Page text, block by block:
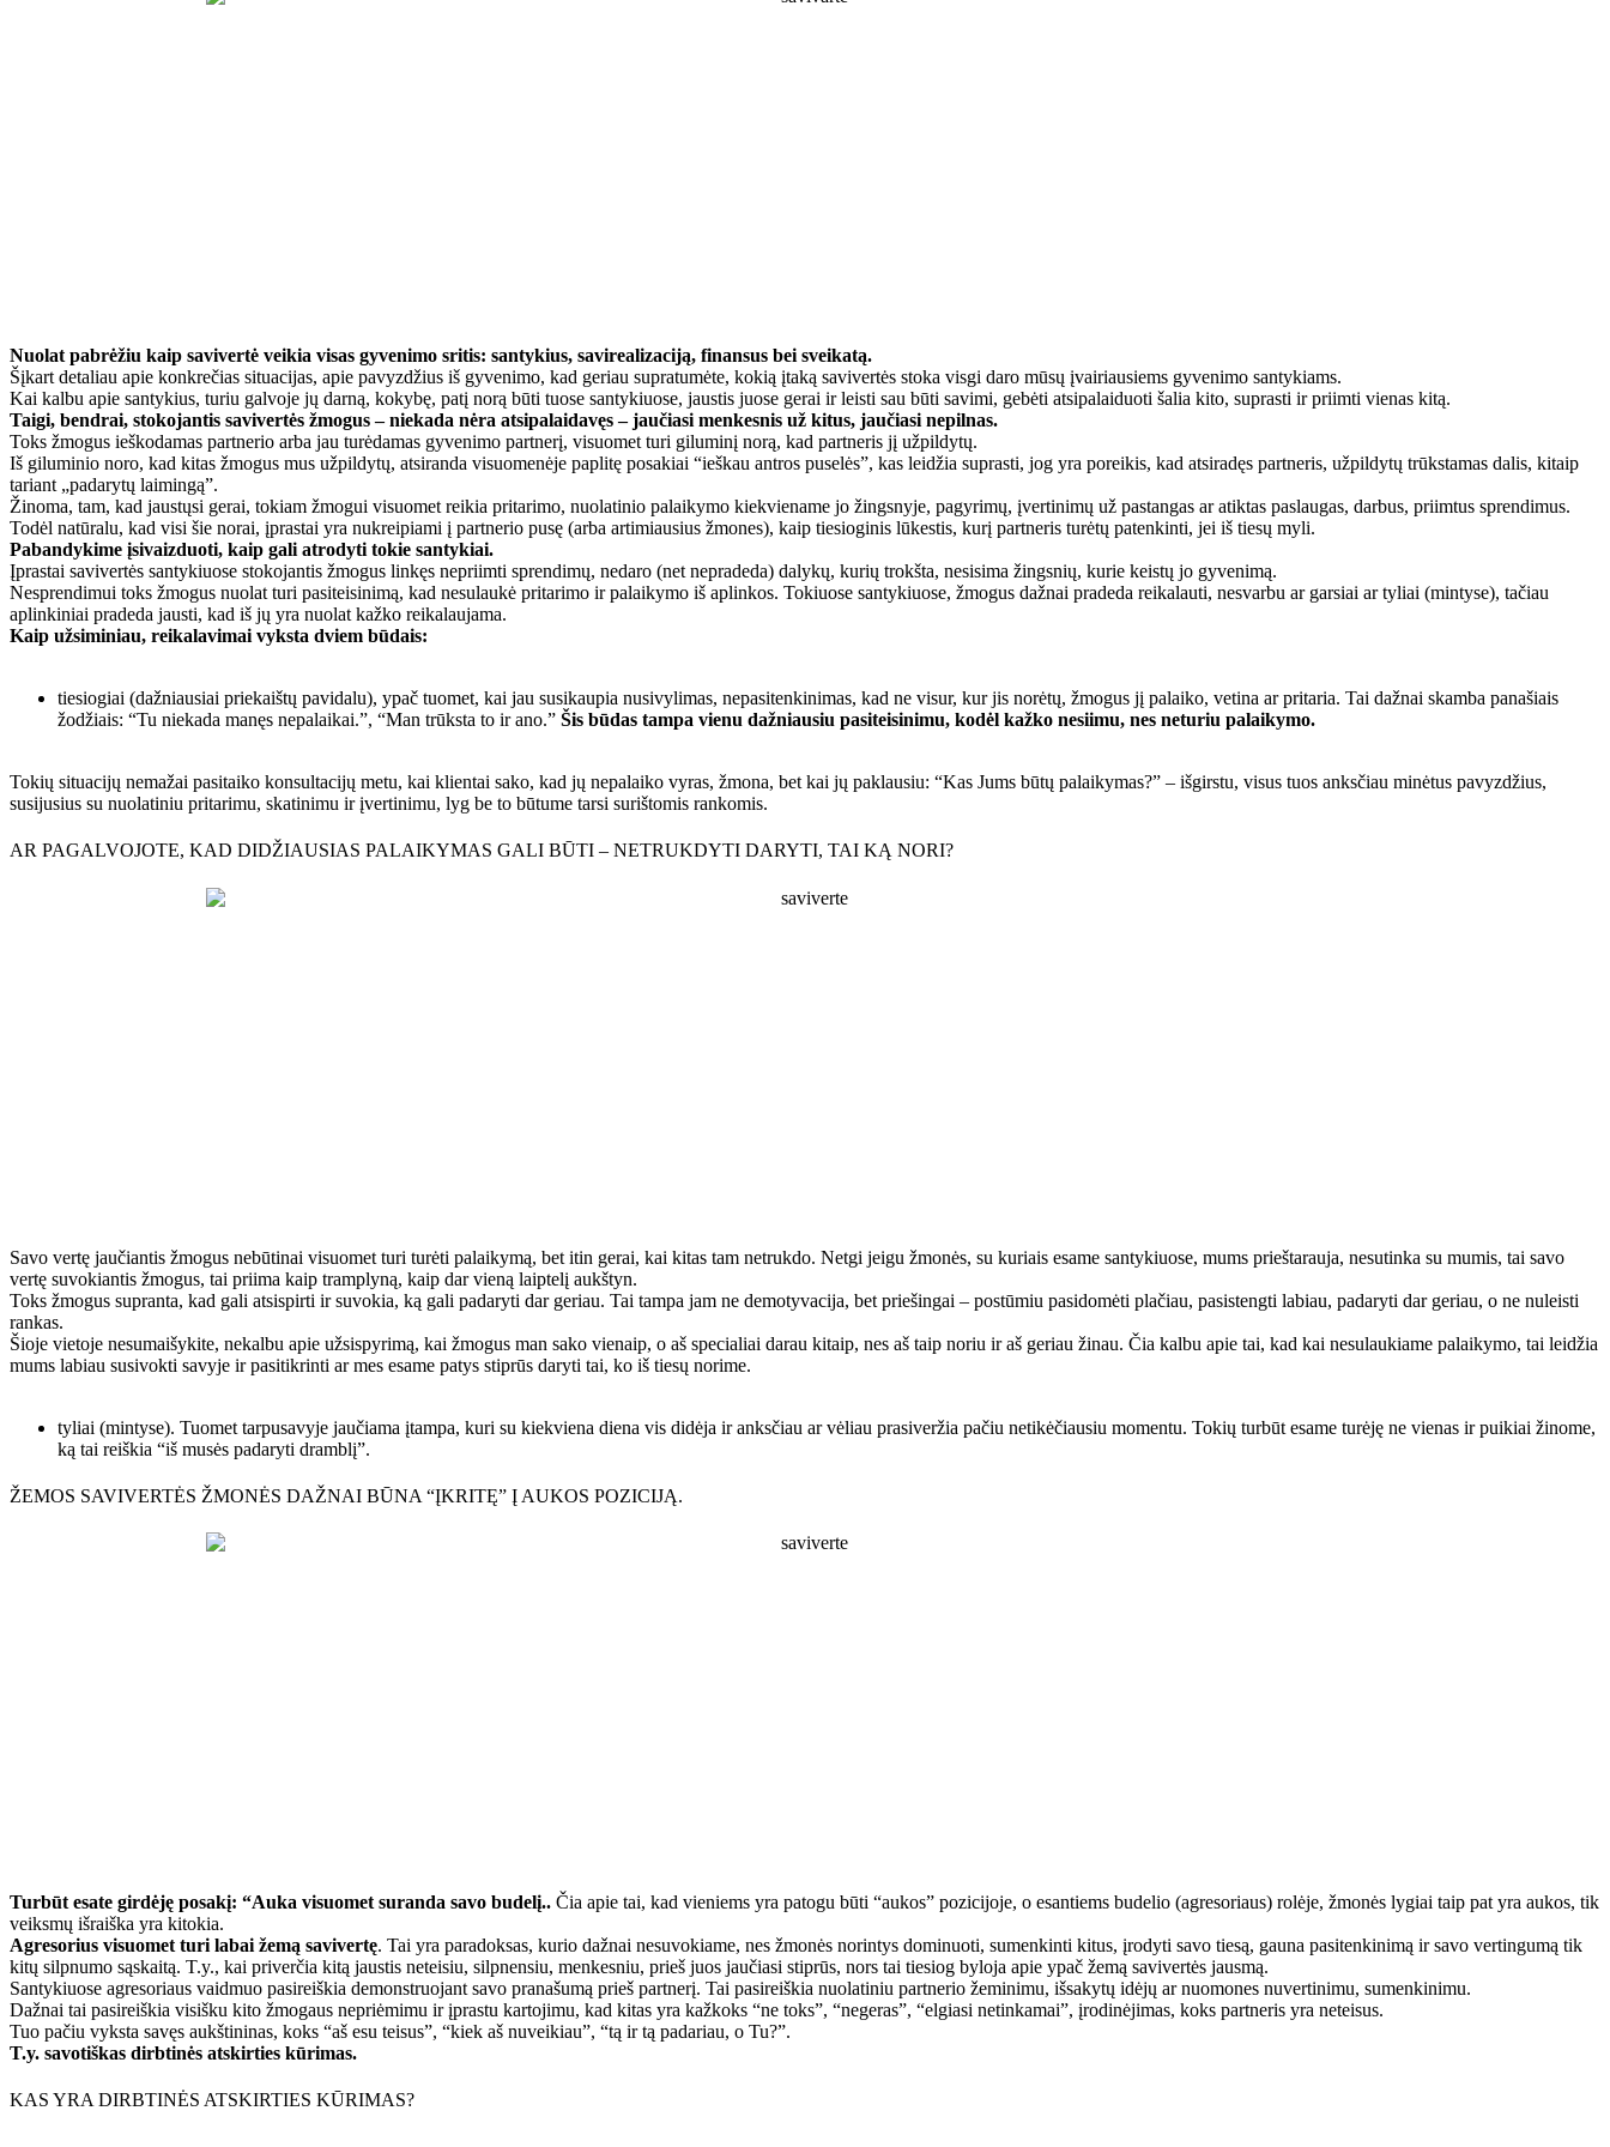
Nuolat pabrėžiu kaip savivertė veikia visas gyvenimo sritis: santykius, savirealizaciją, finansus bei sveikatą.
Šįkart detaliau apie konkrečias situacijas, apie pavyzdžius iš gyvenimo, kad geriau supratumėte, kokią įtaką savivertės stoka visgi daro mūsų įvairiausiems gyvenimo santykiams.
Kai kalbu apie santykius, turiu galvoje jų darną, kokybę, patį norą būti tuose santykiuose, jaustis juose gerai ir leisti sau būti savimi, gebėti atsipalaiduoti šalia kito, suprasti ir priimti vienas kitą.
Taigi, bendrai, stokojantis savivertės žmogus – niekada nėra atsipalaidavęs – jaučiasi menkesnis už kitus, jaučiasi nepilnas.
Toks žmogus ieškodamas partnerio arba jau turėdamas gyvenimo partnerį, visuomet turi giluminį norą, kad partneris jį užpildytų.
Iš giluminio noro, kad kitas žmogus mus užpildytų, atsiranda visuomenėje paplitę posakiai “ieškau antros puselės”, kas leidžia suprasti, jog yra poreikis, kad atsiradęs partneris, užpildytų trūkstamas dalis, kitaip
tariant „padarytų laimingą”.
Žinoma, tam, kad jaustųsi gerai, tokiam žmogui visuomet reikia pritarimo, nuolatinio palaikymo kiekviename jo žingsnyje, pagyrimų, įvertinimų už pastangas ar atiktas paslaugas, darbus, priimtus sprendimus.
Todėl natūralu, kad visi šie norai, įprastai yra nukreipiami į partnerio pusę (arba artimiausius žmones), kaip tiesioginis lūkestis, kurį partneris turėtų patenkinti, jei iš tiesų myli.
Pabandykime įsivaizduoti, kaip gali atrodyti tokie santykiai.
Įprastai savivertės santykiuose stokojantis žmogus linkęs nepriimti sprendimų, nedaro (net nepradeda) dalykų, kurių trokšta, nesisima žingsnių, kurie keistų jo gyvenimą.
Nesprendimui toks žmogus nuolat turi pasiteisinimą, kad nesulaukė pritarimo ir palaikymo iš aplinkos. Tokiuose santykiuose, žmogus dažnai pradeda reikalauti, nesvarbu ar garsiai ar tyliai (mintyse), tačiau
aplinkiniai pradeda jausti, kad iš jų yra nuolat kažko reikalaujama.
Kaip užsiminiau, reikalavimai vyksta dviem būdais:
tiesiogiai (dažniausiai priekaištų pavidalu), ypač tuomet, kai jau susikaupia nusivylimas, nepasitenkinimas, kad ne visur, kur jis norėtų, žmogus jį palaiko, vetina ar pritaria. Tai dažnai skamba panašiais
žodžiais: “Tu niekada manęs nepalaikai.”, “Man trūksta to ir ano.” Šis būdas tampa vienu dažniausiu pasiteisinimu, kodėl kažko nesiimu, nes neturiu palaikymo.
Tokių situacijų nemažai pasitaiko konsultacijų metu, kai klientai sako, kad jų nepalaiko vyras, žmona, bet kai jų paklausiu: “Kas Jums būtų palaikymas?” – išgirstu, visus tuos anksčiau minėtus pavyzdžius,
susijusius su nuolatiniu pritarimu, skatinimu ir įvertinimu, lyg be to būtume tarsi surištomis rankomis.
AR PAGALVOJOTE, KAD DIDŽIAUSIAS PALAIKYMAS GALI BŪTI – NETRUKDYTI DARYTI, TAI KĄ NORI?
Savo vertę jaučiantis žmogus nebūtinai visuomet turi turėti palaikymą, bet itin gerai, kai kitas tam netrukdo. Netgi jeigu žmonės, su kuriais esame santykiuose, mums prieštarauja, nesutinka su mumis, tai savo
vertę suvokiantis žmogus, tai priima kaip tramplyną, kaip dar vieną laiptelį aukštyn.
Toks žmogus supranta, kad gali atsispirti ir suvokia, ką gali padaryti dar geriau. Tai tampa jam ne demotyvacija, bet priešingai – postūmiu pasidomėti plačiau, pasistengti labiau, padaryti dar geriau, o ne nuleisti
rankas.
Šioje vietoje nesumaišykite, nekalbu apie užsispyrimą, kai žmogus man sako vienaip, o aš specialiai darau kitaip, nes aš taip noriu ir aš geriau žinau. Čia kalbu apie tai, kad kai nesulaukiame palaikymo, tai leidžia
mums labiau susivokti savyje ir pasitikrinti ar mes esame patys stiprūs daryti tai, ko iš tiesų norime.
tyliai (mintyse). Tuomet tarpusavyje jaučiama įtampa, kuri su kiekviena diena vis didėja ir anksčiau ar vėliau prasiveržia pačiu netikėčiausiu momentu. Tokių turbūt esame turėję ne vienas ir puikiai žinome,
ką tai reiškia “iš musės padaryti dramblį”.
ŽEMOS SAVIVERTĖS ŽMONĖS DAŽNAI BŪNA “ĮKRITĘ” Į AUKOS POZICIJĄ.
Turbūt esate girdėję posakį: “Auka visuomet suranda savo budelį.. Čia apie tai, kad vieniems yra patogu būti “aukos” pozicijoje, o esantiems budelio (agresoriaus) rolėje, žmonės lygiai taip pat yra aukos, tik
veiksmų išraiška yra kitokia.
Agresorius visuomet turi labai žemą savivertę. Tai yra paradoksas, kurio dažnai nesuvokiame, nes žmonės norintys dominuoti, sumenkinti kitus, įrodyti savo tiesą, gauna pasitenkinimą ir savo vertingumą tik
kitų silpnumo sąskaitą. T.y., kai priverčia kitą jaustis neteisiu, silpnensiu, menkesniu, prieš juos jaučiasi stiprūs, nors tai tiesiog byloja apie ypač žemą savivertės jausmą.
Santykiuose agresoriaus vaidmuo pasireiškia demonstruojant savo pranašumą prieš partnerį. Tai pasireiškia nuolatiniu partnerio žeminimu, išsakytų idėjų ar nuomones nuvertinimu, sumenkinimu.
Dažnai tai pasireiškia visišku kito žmogaus nepriėmimu ir įprastu kartojimu, kad kitas yra kažkoks “ne toks”, “negeras”, “elgiasi netinkamai”, įrodinėjimas, koks partneris yra neteisus.
Tuo pačiu vyksta savęs aukštininas, koks “aš esu teisus”, “kiek aš nuveikiau”, “tą ir tą padariau, o Tu?”.
T.y. savotiškas dirbtinės atskirties kūrimas.
KAS YRA DIRBTINĖS ATSKIRTIES KŪRIMAS?